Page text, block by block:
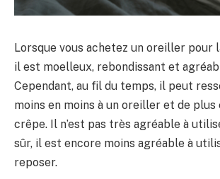
Lorsque vous achetez un oreiller pour
il est moelleux, rebondissant et
Cependant, au fil du temps, il peut
moins en moins à un oreiller et de plus
crêpe. Il n’est pas très agréable à
sûr, il est encore moins agréable à
reposer.